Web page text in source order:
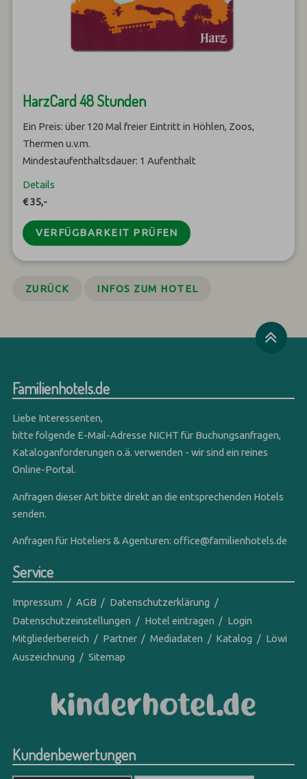
HarzCard 48 Stunden
Ein Preis: über 120 Mal freier Eintritt in Höhlen, Zoos,
Thermen u.v.m.
Mindestaufenthaltsdauer: 1 Aufenthalt
Details
€ 35,-
VERFÜGBARKEIT PRÜFEN
ZURÜCK INFOS ZUM HOTEL
Familienhotels.de
Liebe Interessenten,
bitte folgende E-Mail-Adresse NICHT für Buchungsanfragen,
Kataloganforderungen o.ä. verwenden - wir sind ein reines
Online-Portal.
Anfragen dieser Art bitte direkt an die entsprechenden Hotels
senden.
Anfragen für Hoteliers & Agenturen:office@familienhotels.de
Service
Impressum AGB
Datenschutzerklärung
Datenschutzeinstellungen
Hotel eintragen
Login
Mitgliederbereich
Partner Mediadaten Katalog
Löwi
Auszeichnung
Sitemap
Kundenbewertungen